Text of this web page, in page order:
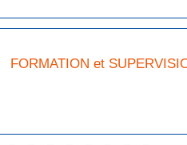
FORMATION et